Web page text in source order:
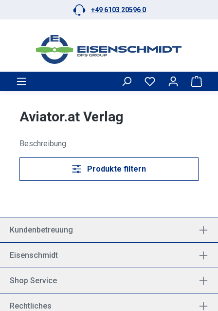
Zum Hauptinhalt springen+49 6103 20596 0
Aviator.at Verlag
Beschreibung
Produkte filtern
Kundenbetreuung
Eisenschmidt
Shop Service
Rechtliches